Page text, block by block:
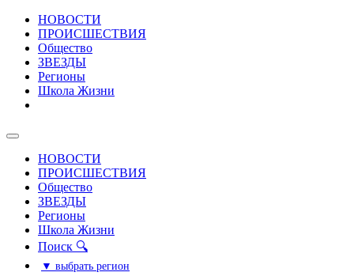
НОВОСТИ
ПРОИСШЕСТВИЯ
Общество
ЗВЕЗДЫ
Регионы
Школа Жизни
НОВОСТИ
ПРОИСШЕСТВИЯ
Общество
ЗВЕЗДЫ
Регионы
Школа Жизни
Поиск 🔍
▼ выбрать регион